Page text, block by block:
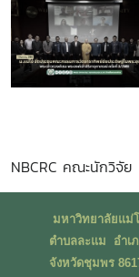
NBCRC คณะนักวิจัย
มหาวิทยาลัยแม่
ตำบลละแม อำเ
จังหวัดชุมพร